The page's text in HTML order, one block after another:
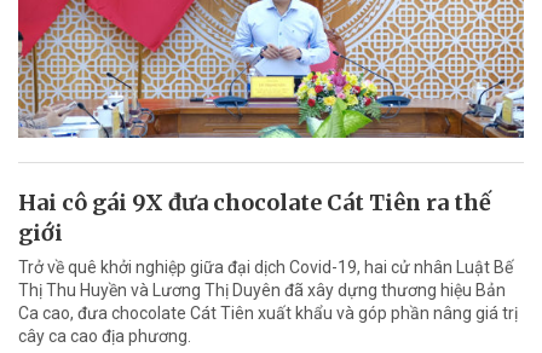
Hai cô gái 9X đưa chocolate Cát Tiên ra thế
giới
Trở về quê khởi nghiệp giữa đại dịch Covid-19, hai cử nhân Luật Bế
Thị Thu Huyền và Lương Thị Duyên đã xây dựng thương hiệu Bản
Ca cao, đưa chocolate Cát Tiên xuất khẩu và góp phần nâng giá trị
cây ca cao địa phương.